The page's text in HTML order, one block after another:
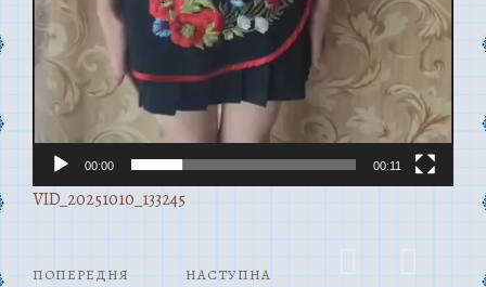
00:00 00:11
VID_20251010_133245
ПОПЕРЕДНЯ
НАСТУПНА